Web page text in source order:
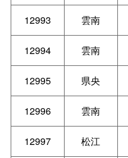
12993 雲南
12994 雲南
12995 県央
12996 雲南
12997 松江